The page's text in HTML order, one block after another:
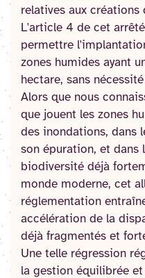
relatives aux créations
L'article 4 de cet
permettre
zones humides ayant
hectare, sans
Alors que nous
que jouent les zones
des inondations, dans
son épuration, et dans
biodiversité déjà
monde moderne, cet
réglementation
accélération de la
déjà fragmentés et
Une telle régression
la gestion équilibrée